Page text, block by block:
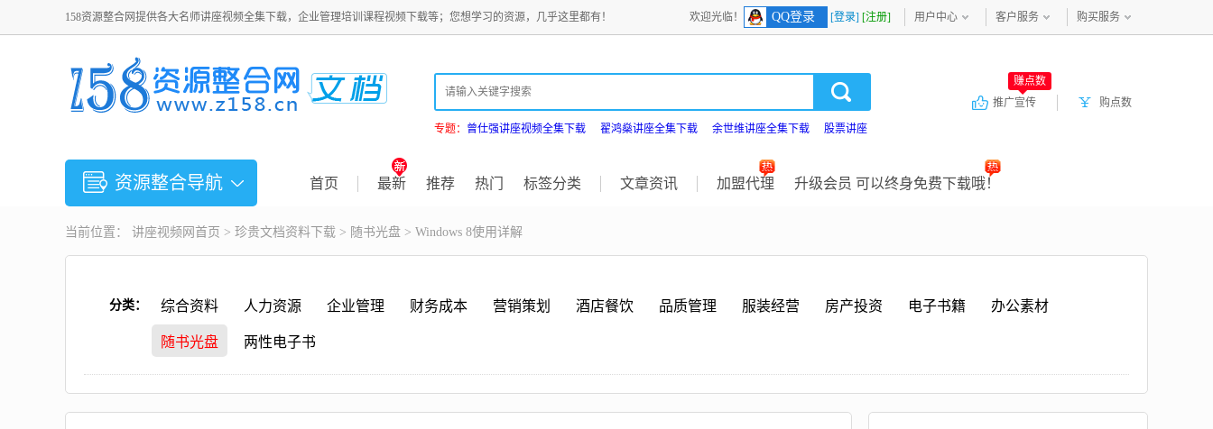
158资源整合网提供各大名师讲座视频全集下载，企业管理培训课程视频下载等；您想学习的资源，几乎这里都有！ 欢迎光临！ QQ登录 [登录] [注册] 用户中心 客户服务 购买服务
专题： 曾仕强讲座视频全集下载 翟鸿燊讲座全集下载 余世维讲座全集下载 股票讲座
购点数
推广宣传
赚点数
资源整合导航 首页 最新 推荐 热门 标签分类 文章资讯 加盟代理 升级会员 可以终身免费下载哦！
当前位置： 讲座视频 网首页 > 珍贵文档资料下载 > 随书光盘 > Windows 8使用详解
分类： 综合资料 人力资源 企业管理 财务成本 营销策划 酒店餐饮 品质管理 服装经营 房产投资 电子书籍 办公素材
随书光盘 两性电子书